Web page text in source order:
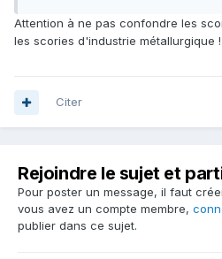
Attention à ne pas confondre les
les scories d'industrie métallurgique !
Citer
Rejoindre le sujet et
Pour poster un message, il faut
vous avez un compte membre,
publier dans ce sujet.